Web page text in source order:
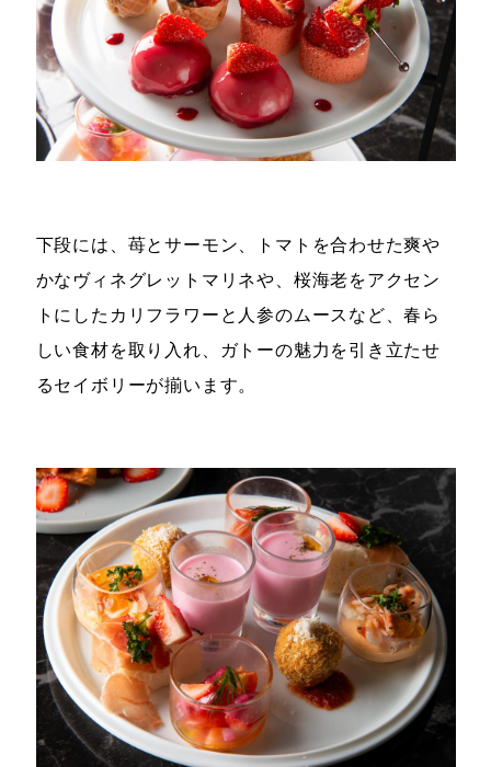
下段には、苺とサーモン、トマトを合わせた爽や
かなヴィネグレットマリネや、桜海老をアクセン
トにしたカリフラワーと人参のムースなど、春ら
しい食材を取り入れ、ガトーの魅力を引き立たせ
るセイボリーが揃います。